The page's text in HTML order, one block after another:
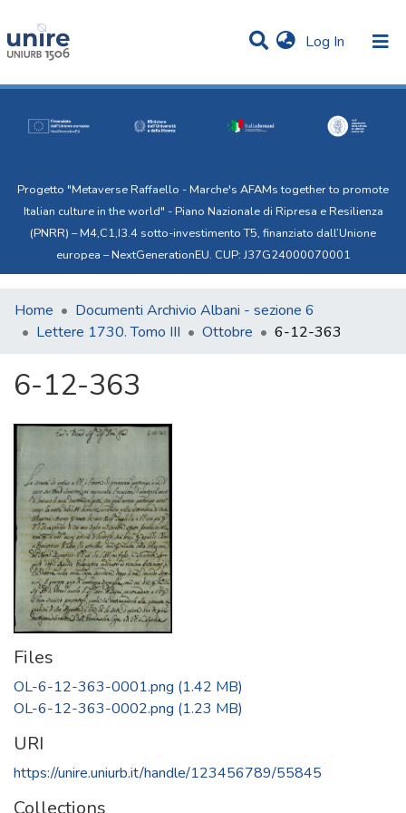
Log In (current)
Statistics
Progetto "Metaverse Raffaello - Marche's AFAMs together to promote
Italian culture in the world" - Piano Nazionale di Ripresa e Resilienza
(PNRR) – M4,C1,I3.4 sotto-investimento T5, finanziato dall’Unione
europea – NextGenerationEU. CUP: J37G24000070001
Home
Documenti Archivio Albani - sezione 6
Lettere 1730. Tomo III
Ottobre 6-12-363
6-12-363
Files
OL-6-12-363-0001.png (1.42 MB)
OL-6-12-363-0002.png (1.23 MB)
URI
https://unire.uniurb.it/handle/123456789/55845
Collections